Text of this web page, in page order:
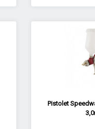
Pistolet